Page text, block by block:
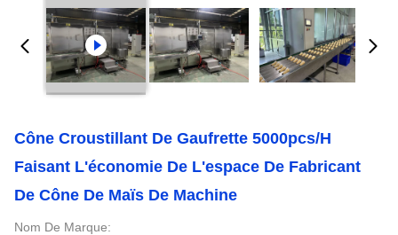
Cône Croustillant De Gaufrette 5000pcs/H
Faisant L'économie De L'espace De Fabricant
De Cône De Maïs De Machine
Nom De Marque: